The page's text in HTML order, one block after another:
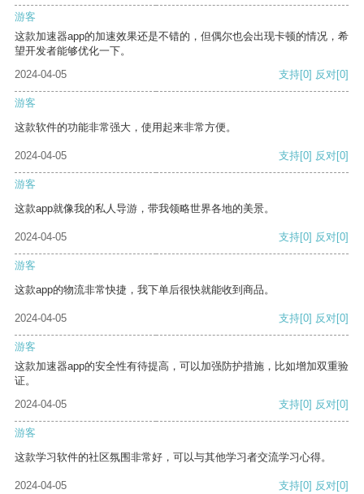
游客
这款加速器app的加速效果还是不错的，但偶尔也会出现卡顿的情况，希
望开发者能够优化一下。
2024-04-05
支持[0] 反对[0]
游客
这款软件的功能非常强大，使用起来非常方便。
2024-04-05 支持[0] 反对[0]
游客
这款app就像我的私人导游，带我领略世界各地的美景。
2024-04-05 支持[0] 反对[0]
游客
这款app的物流非常快捷，我下单后很快就能收到商品。
2024-04-05 支持[0] 反对[0]
游客
这款加速器app的安全性有待提高，可以加强防护措施，比如增加双重验
证。
2024-04-05
支持[0] 反对[0]
游客
这款学习软件的社区氛围非常好，可以与其他学习者交流学习心得。
2024-04-05 支持[0] 反对[0]